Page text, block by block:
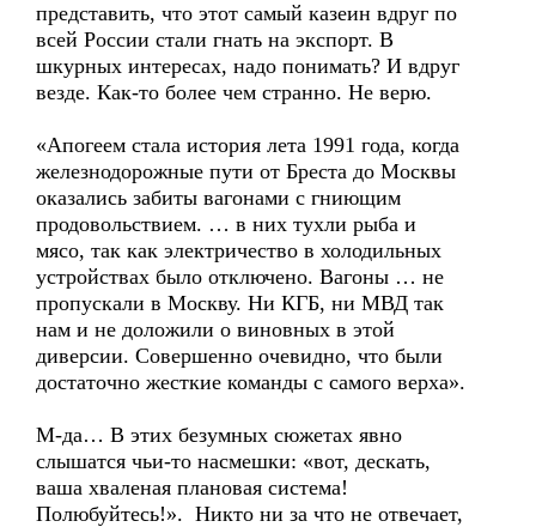
представить, что этот самый казеин вдруг по
всей России стали гнать на экспорт. В
шкурных интересах, надо понимать? И вдруг
везде. Как-то более чем странно. Не верю.
«Апогеем стала история лета 1991 года, когда
железнодорожные пути от Бреста до Москвы
оказались забиты вагонами с гниющим
продовольствием. … в них тухли рыба и
мясо, так как электричество в холодильных
устройствах было отключено. Вагоны … не
пропускали в Москву. Ни КГБ, ни МВД так
нам и не доложили о виновных в этой
диверсии. Совершенно очевидно, что были
достаточно жесткие команды с самого верха».
М-да… В этих безумных сюжетах явно
слышатся чьи-то насмешки: «вот, дескать,
ваша хваленая плановая система!
Полюбуйтесь!». Никто ни за что не отвечает,